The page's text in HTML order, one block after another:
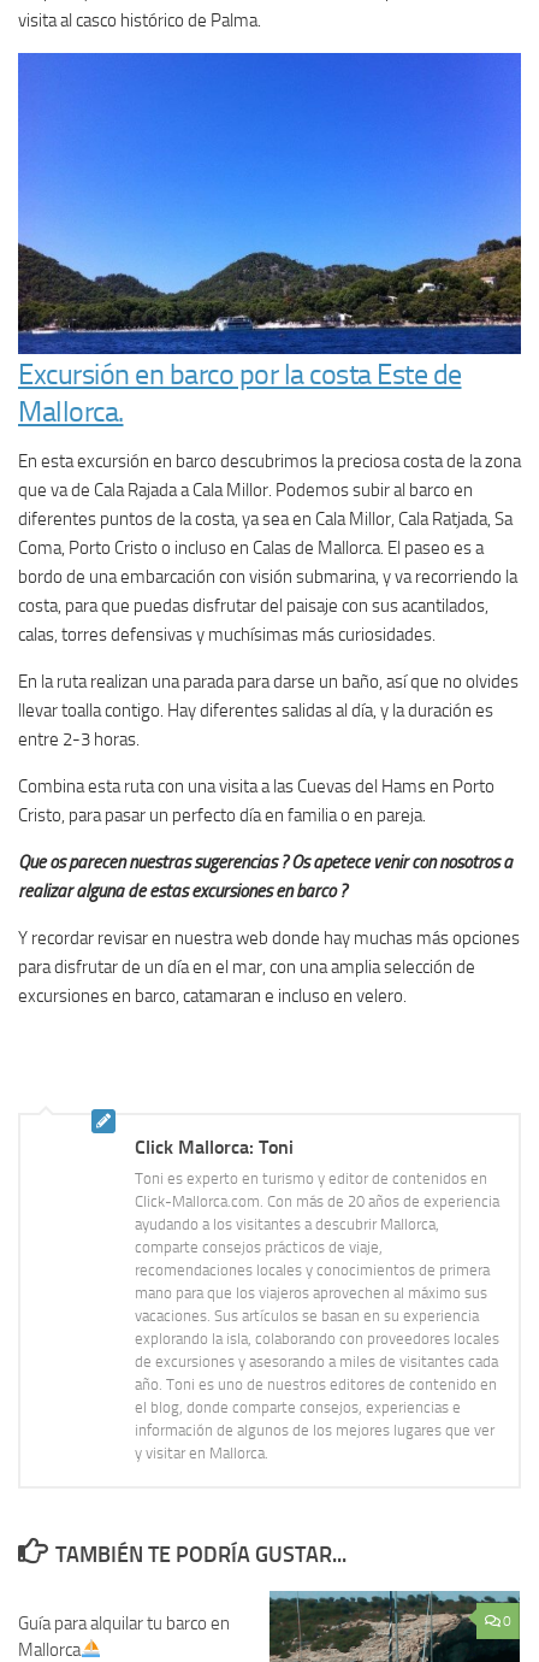
visita al casco histórico de Palma.
Excursión en barco por la costa Este de
Mallorca.
En esta excursión en barco descubrimos la preciosa costa de la zona
que va de Cala Rajada a Cala Millor. Podemos subir al barco en
diferentes puntos de la costa, ya sea en Cala Millor, Cala Ratjada, Sa
Coma, Porto Cristo o incluso en Calas de Mallorca. El paseo es a
bordo de una embarcación con visión submarina, y va recorriendo la
costa, para que puedas disfrutar del paisaje con sus acantilados,
calas, torres defensivas y muchísimas más curiosidades.
En la ruta realizan una parada para darse un baño, así que no olvides
llevar toalla contigo. Hay diferentes salidas al día, y la duración es
entre 2-3 horas.
Combina esta ruta con una visita a las Cuevas del Hams en Porto
Cristo, para pasar un perfecto día en familia o en pareja.
Que os parecen nuestras sugerencias ? Os apetece venir con nosotros a
realizar alguna de estas excursiones en barco ?
Y recordar revisar en nuestra web donde hay muchas más opciones
para disfrutar de un día en el mar, con una amplia selección de
excursiones en barco, catamaran e incluso en velero.
Click Mallorca: Toni
Toni es experto en turismo y editor de contenidos en
Click-Mallorca.com. Con más de 20 años de experiencia
ayudando a los visitantes a descubrir Mallorca,
comparte consejos prácticos de viaje,
recomendaciones locales y conocimientos de primera
mano para que los viajeros aprovechen al máximo sus
vacaciones. Sus artículos se basan en su experiencia
explorando la isla, colaborando con proveedores locales
de excursiones y asesorando a miles de visitantes cada
año. Toni es uno de nuestros editores de contenido en
el blog, donde comparte consejos, experiencias e
información de algunos de los mejores lugares que ver
y visitar en Mallorca.
TAMBIÉN TE PODRÍA GUSTAR...
Guía para alquilar tu barco en
Mallorca
0